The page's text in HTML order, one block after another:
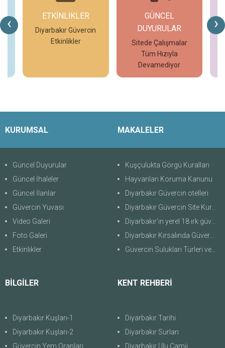
‹ ›
ETKİNLİKLER
Diyarbakır Güvercin
Etkinlikler
GÜNCEL
DUYURULAR
Sitede Çalışmalar
Tüm Hızıyla
Devamediyor
İncele
KURUMSAL
Güncel Duyurular
Güncel İhaleler
Güncel İlanlar
Güvercin Yuvası
Video Galeri
Foto Galeri
Etkinlikler
MAKALELER
Kuşçulukta Görgü Kuralları
Hayvanları Koruma Kanunu
Diyarbakır Güvercin otelleri
Diyarbakır Güvercin Site Kuralları
Diyarbakır’ın yerel 18 ırk güvercini
Diyarbakır Kırsalında Güvercin Evleri
Güvercin Sulukları Türleri ve Özellikleri
BİLGİLER
Diyarbakır Kuşları-1
Diyarbakır Kuşları-2
Güvercin Yem Oranları
KENT REHBERİ
Diyarbakır Tarihi
Diyarbakır Surları
Diyarbakır Ulu Camii